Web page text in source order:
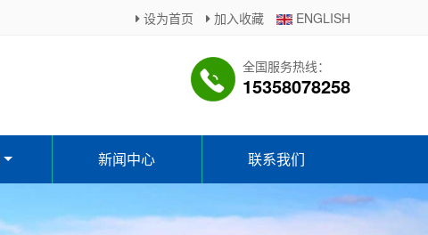
设为首页 加入收藏 ENGLISH
全国服务热线：
15358078258
新闻中心 联系我们